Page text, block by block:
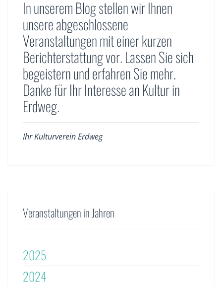
In unserem Blog stellen wir Ihnen
unsere abgeschlossene
Veranstaltungen mit einer kurzen
Berichterstattung vor. Lassen Sie sich
begeistern und erfahren Sie mehr.
Danke für Ihr Interesse an Kultur in
Erdweg.
Ihr Kulturverein Erdweg
Veranstaltungen in Jahren
2025
2024